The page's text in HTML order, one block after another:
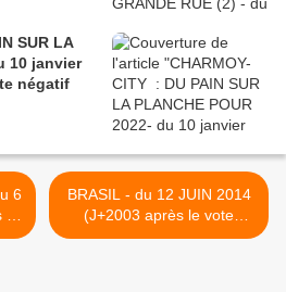
SUR LA
10 janvier
négatif
BRASIL - du 12 JUIN 2014
(J+2003 après le vote
négatif fondateur) >